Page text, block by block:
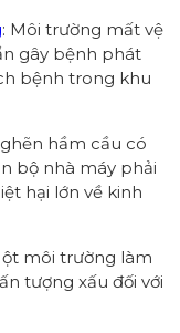
: Môi trường mất vệ
gây bệnh phát
bệnh trong khu
hầm cầu có
bộ nhà máy phải
hại lớn về kinh
môi trường làm
tượng xấu đối với